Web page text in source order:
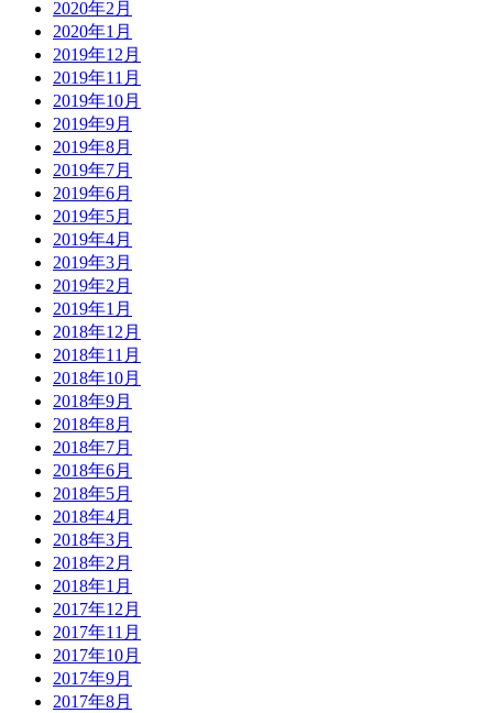
2020年2月
2020年1月
2019年12月
2019年11月
2019年10月
2019年9月
2019年8月
2019年7月
2019年6月
2019年5月
2019年4月
2019年3月
2019年2月
2019年1月
2018年12月
2018年11月
2018年10月
2018年9月
2018年8月
2018年7月
2018年6月
2018年5月
2018年4月
2018年3月
2018年2月
2018年1月
2017年12月
2017年11月
2017年10月
2017年9月
2017年8月